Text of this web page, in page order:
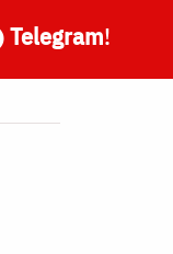
Telegram!